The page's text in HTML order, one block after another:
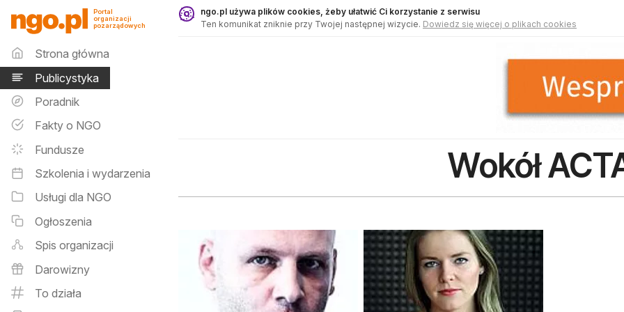
Publicystyka - ngo.pl
Portal
organizacji
pozarządowych
Menu główne
Strona główna
Publicystyka
Poradnik
Fakty o NGO
Fundusze
Szkolenia i wydarzenia
Usługi dla NGO
Ogłoszenia
Spis organizacji
Darowizny
To działa
ngo.pl używa plików cookies, żeby ułatwić Ci korzystanie z serwisu
Ten komunikat zniknie przy Twojej następnej wizycie. Dowiedz się więcej o plikach cookies
Wokół